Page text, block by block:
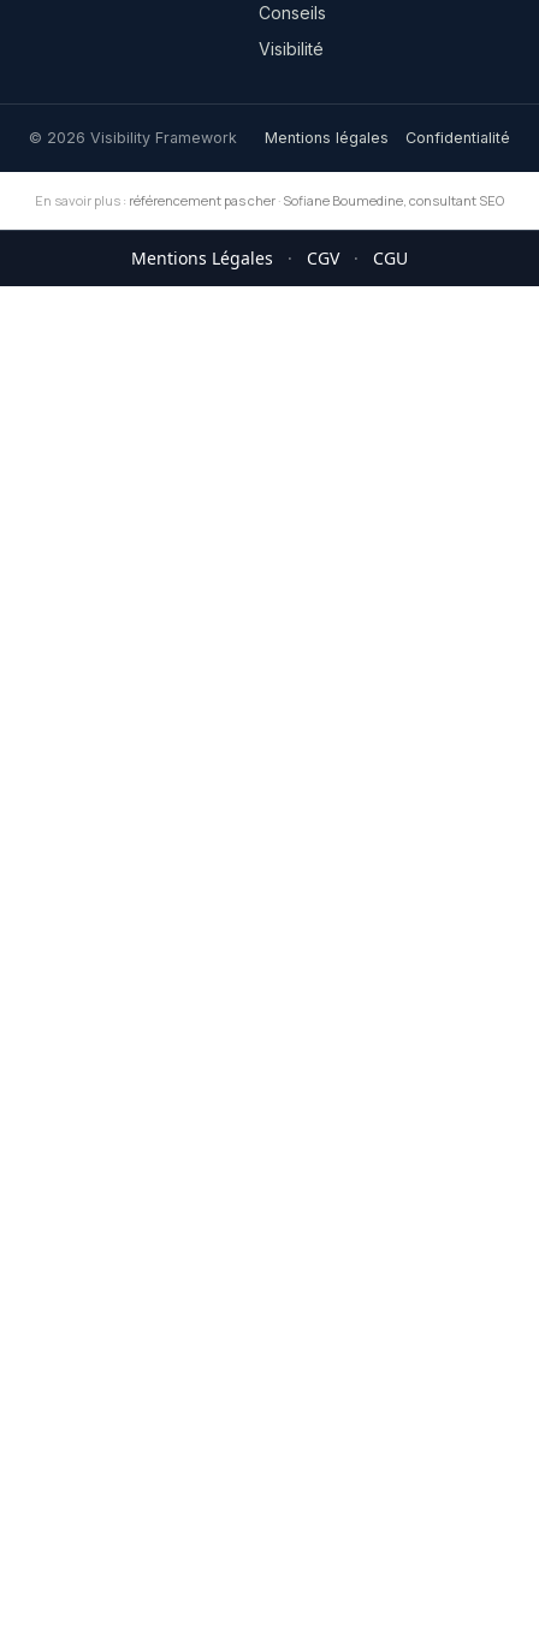
Conseils
Visibilité
© 2026 Visibility Framework Mentions légales Confidentialité
En savoir plus : référencement pas cher · Sofiane Boumedine, consultant SEO
Mentions Légales · CGV · CGU